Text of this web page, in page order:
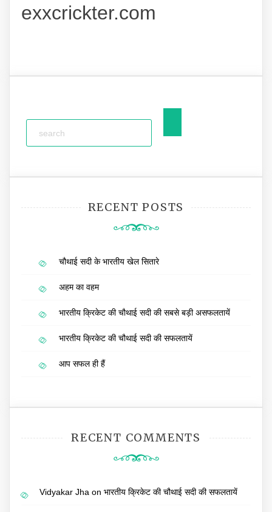
exxcrickter.com
RECENT POSTS
चौथाई सदी के भारतीय खेल सितारे
अहम का वहम
भारतीय क्रिकेट की चौथाई सदी की सबसे बड़ी असफलतायें
भारतीय क्रिकेट की चौथाई सदी की सफलतायें
आप सफल ही हैं
RECENT COMMENTS
Vidyakar Jha on भारतीय क्रिकेट की चौथाई सदी की सफलतायें